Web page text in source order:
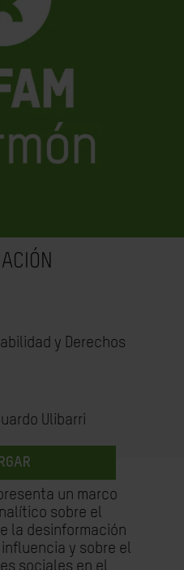
y Derechos
Ulibarri
un marco
sobre el
la desinformación
y sobre el
sociales en el